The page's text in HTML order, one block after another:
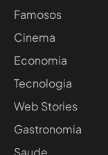
Famosos
Cinema
Economia
Tecnologia
Web Stories
Gastronomia
Saude